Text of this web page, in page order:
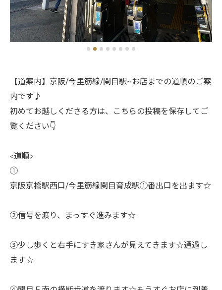
【道案内】京阪/今里筋線/関目駅~お店までの道順のご案
内です♪
初めてお越しくださる方は、こちらの投稿を保存してご
覧ください👇
<道順>
①
京阪京橋駅西口/今里筋線関目育成駅①番出口を出ます☆
②信号を渡り、まっすぐ進みます☆
③少し歩くと右手にすき家さんが見えてきます☆通過し
ます☆